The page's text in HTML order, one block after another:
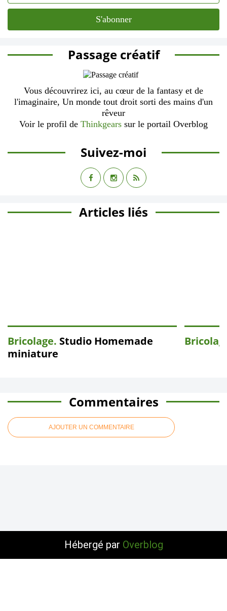
Passage créatif
Vous découvrirez ici, au cœur de la fantasy et de
l'imaginaire, Un monde tout droit sorti des mains d'un
rêveur
Voir le profil de Thinkgears sur le portail Overblog
Suivez-moi
Articles liés
Bricolage. Studio Homemade
miniature
Commentaires
AJOUTER UN COMMENTAIRE
Hébergé par Overblog